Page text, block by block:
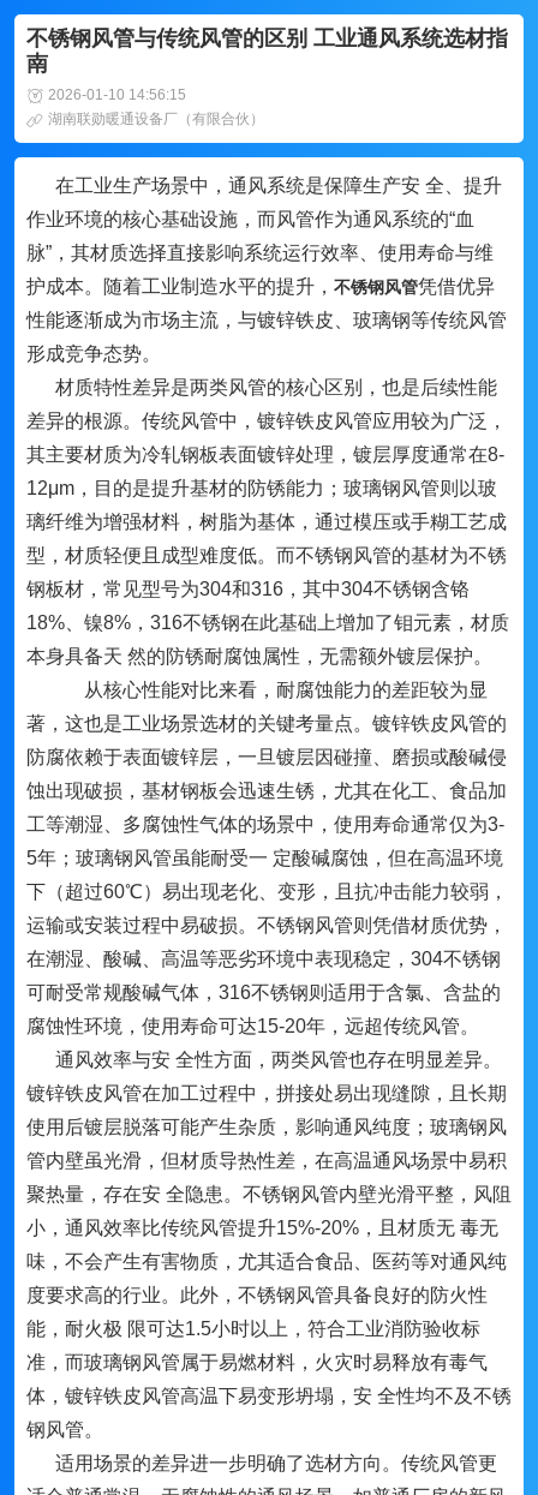
不锈钢风管与传统风管的区别 工业通风系统选材指
南
2026-01-10 14:56:15
湖南联勋暖通设备厂（有限合伙）
在工业生产场景中，通风系统是保障生产安 全、提升
作业环境的核心基础设施，而风管作为通风系统的“血
脉”，其材质选择直接影响系统运行效率、使用寿命与维
护成本。随着工业制造水平的提升， 不锈钢风管凭借优异
性能逐渐成为市场主流，与镀锌铁皮、玻璃钢等传统风管
形成竞争态势。
材质特性差异是两类风管的核心区别，也是后续性能
差异的根源。传统风管中，镀锌铁皮风管应用较为广泛，
其主要材质为冷轧钢板表面镀锌处理，镀层厚度通常在8-
12μm，目的是提升基材的防锈能力；玻璃钢风管则以玻
璃纤维为增强材料，树脂为基体，通过模压或手糊工艺成
型，材质轻便且成型难度低。而不锈钢风管的基材为不锈
钢板材，常见型号为304和316，其中304不锈钢含铬
18%、镍8%，316不锈钢在此基础上增加了钼元素，材质
本身具备天 然的防锈耐腐蚀属性，无需额外镀层保护。
从核心性能对比来看，耐腐蚀能力的差距较为显
著，这也是工业场景选材的关键考量点。镀锌铁皮风管的
防腐依赖于表面镀锌层，一旦镀层因碰撞、磨损或酸碱侵
蚀出现破损，基材钢板会迅速生锈，尤其在化工、食品加
工等潮湿、多腐蚀性气体的场景中，使用寿命通常仅为3-
5年；玻璃钢风管虽能耐受一 定酸碱腐蚀，但在高温环境
下（超过60℃）易出现老化、变形，且抗冲击能力较弱，
运输或安装过程中易破损。不锈钢风管则凭借材质优势，
在潮湿、酸碱、高温等恶劣环境中表现稳定，304不锈钢
可耐受常规酸碱气体，316不锈钢则适用于含氯、含盐的
腐蚀性环境，使用寿命可达15-20年，远超传统风管。
通风效率与安 全性方面，两类风管也存在明显差异。
镀锌铁皮风管在加工过程中，拼接处易出现缝隙，且长期
使用后镀层脱落可能产生杂质，影响通风纯度；玻璃钢风
管内壁虽光滑，但材质导热性差，在高温通风场景中易积
聚热量，存在安 全隐患。不锈钢风管内壁光滑平整，风阻
小，通风效率比传统风管提升15%-20%，且材质无 毒无
味，不会产生有害物质，尤其适合食品、医药等对通风纯
度要求高的行业。此外，不锈钢风管具备良好的防火性
能，耐火极 限可达1.5小时以上，符合工业消防验收标
准，而玻璃钢风管属于易燃材料，火灾时易释放有毒气
体，镀锌铁皮风管高温下易变形坍塌，安 全性均不及不锈
钢风管。
适用场景的差异进一步明确了选材方向。传统风管更